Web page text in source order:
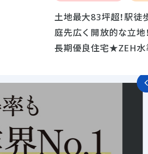
土地最大83坪超！駅徒
庭先広く開放的な立地
長期優良住宅★ZEH水